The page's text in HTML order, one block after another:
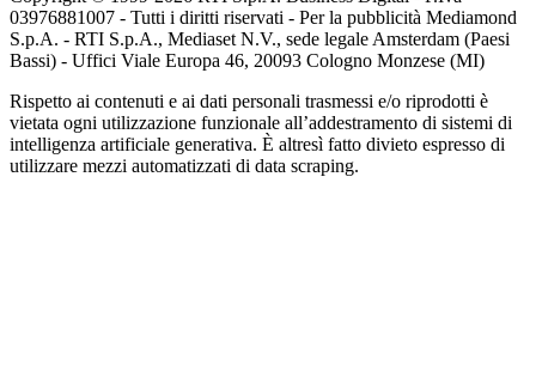
03976881007 - Tutti i diritti riservati - Per la pubblicità Mediamond
S.p.A. - RTI S.p.A., Mediaset N.V., sede legale Amsterdam (Paesi
Bassi) - Uffici Viale Europa 46, 20093 Cologno Monzese (MI)
Rispetto ai contenuti e ai dati personali trasmessi e/o riprodotti è
vietata ogni utilizzazione funzionale all’addestramento di sistemi di
intelligenza artificiale generativa. È altresì fatto divieto espresso di
utilizzare mezzi automatizzati di data scraping.